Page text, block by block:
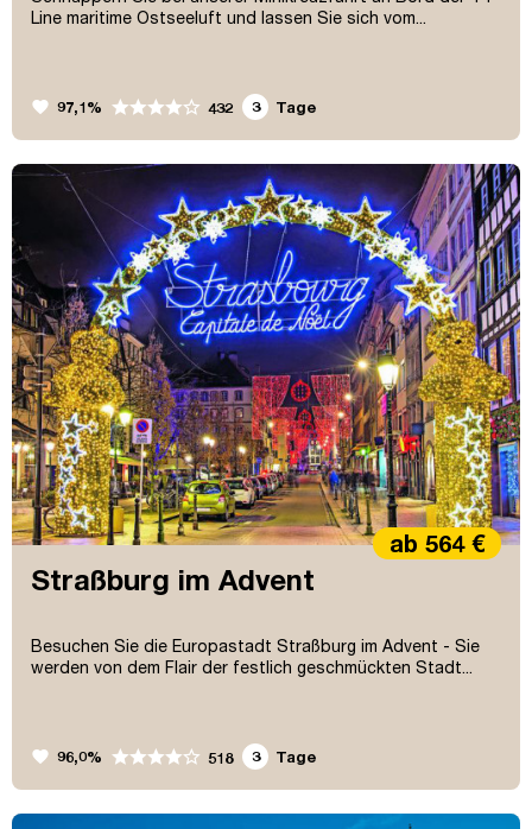
Line maritime Ostseeluft und lassen Sie sich vom...
favorite 97,1% 432 3 Tage
Straßburg im Advent
Besuchen Sie die Europastadt Straßburg im Advent - Sie
werden von dem Flair der festlich geschmückten Stadt...
ab 564 €
favorite 96,0% 518 3 Tage